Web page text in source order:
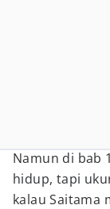
Namun di bab
hidup, tapi
kalau Saitama